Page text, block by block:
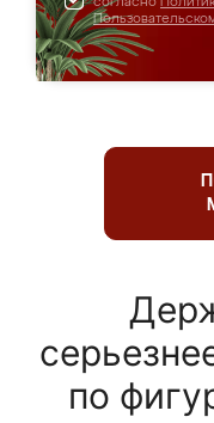
по